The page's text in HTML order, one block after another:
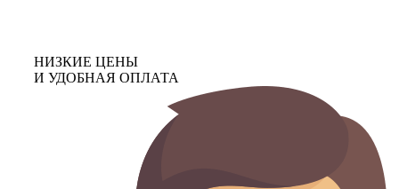
НИЗКИЕ ЦЕНЫ
И УДОБНАЯ ОПЛАТА